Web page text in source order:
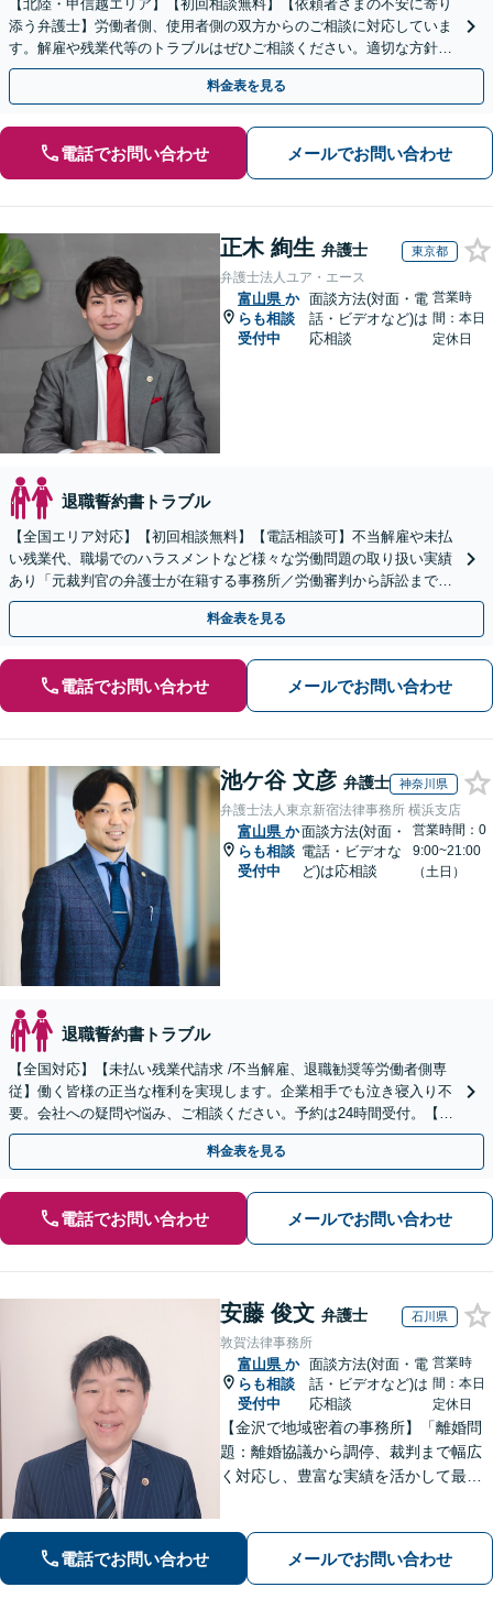
【北陸・甲信越エリア】【初回相談無料】【依頼者さまの不安に寄り
添う弁護士】労働者側、使用者側の双方からのご相談に対応していま
す。解雇や残業代等のトラブルはぜひご相談ください。適切な方針を
ご提示し、納得できる解決を目指します。
料金表を見る
電話でお問い合わせ メールでお問い合わせ
正木 絢生 弁護士 東京都
弁護士法人ユア・エース
富山県 か
らも相談
受付中
面談方法(対面・電
話・ビデオなど)は
応相談
営業時
間：本日
定休日
退職誓約書トラブル
【全国エリア対応】【初回相談無料】【電話相談可】不当解雇や未払
い残業代、職場でのハラスメントなど様々な労働問題の取り扱い実績
あり「元裁判官の弁護士が在籍する事務所／労働審判から訴訟まで、
裁判官経験を活かした最適な戦略を立案」
料金表を見る
電話でお問い合わせ メールでお問い合わせ
池ケ谷 文彦 弁護士 神奈川県
弁護士法人東京新宿法律事務所 横浜支店
富山県 か
らも相談
受付中
面談方法(対面・
電話・ビデオな
ど)は応相談
営業時間：0
9:00~21:00
（土日）
退職誓約書トラブル
【全国対応】【未払い残業代請求 /不当解雇、退職勧奨等労働者側専
従】働く皆様の正当な権利を実現します。企業相手でも泣き寝入り不
要。会社への疑問や悩み、ご相談ください。予約は24時間受付。【初
回面談無料】【夜間・休日対応可】
料金表を見る
電話でお問い合わせ メールでお問い合わせ
安藤 俊文 弁護士 石川県
敦賀法律事務所
富山県 か
らも相談
受付中
面談方法(対面・電
話・ビデオなど)は
応相談
営業時
間：本日
定休日
【金沢で地域密着の事務所】「離婚問
題：離婚協議から調停、裁判まで幅広
く対応し、豊富な実績を活かして最適
ることで賠償金の大幅な増額が実現で
きるケースあり」【休日・夜間相談
電話でお問い合わせ メールでお問い合わせ